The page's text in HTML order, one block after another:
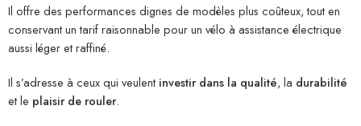
Il offre des performances dignes de modèles plus coûteux, tout en
conservant un tarif raisonnable pour un vélo à assistance électrique
aussi léger et raffiné.
Il s’adresse à ceux qui veulent investir dans la qualité, la durabilité
et le plaisir de rouler.